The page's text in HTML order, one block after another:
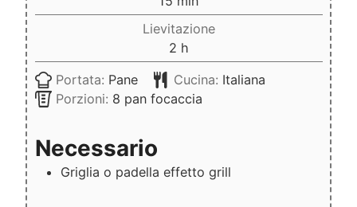
Lievitazione
2ore
h
Portata: Pane Cucina: Italiana
Porzioni: 8 pan focaccia
Necessario
Griglia o padella effetto grill